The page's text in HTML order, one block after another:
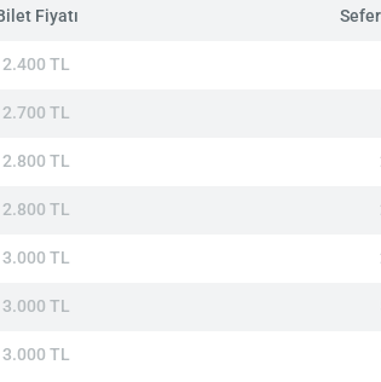
Fiyatı Sefer
2.400 TL
2.700 TL
2.800 TL
2.800 TL
3.000 TL
3.000 TL
3.000 TL